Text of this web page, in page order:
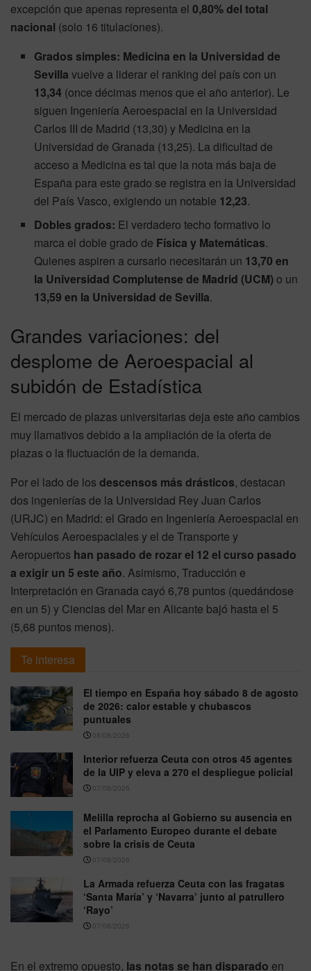
excepción que apenas representa el 0,80% del total
nacional (solo 16 titulaciones).
Grados simples: Medicina en la Universidad de
Sevilla vuelve a liderar el ranking del país con un
13,34 (once décimas menos que el año anterior). Le
siguen Ingeniería Aeroespacial en la Universidad
Carlos III de Madrid (13,30) y Medicina en la
Universidad de Granada (13,25). La dificultad de
acceso a Medicina es tal que la nota más baja de
España para este grado se registra en la Universidad
del País Vasco, exigiendo un notable 12,23.
Dobles grados: El verdadero techo formativo lo
marca el doble grado de Física y Matemáticas.
Quienes aspiren a cursarlo necesitarán un 13,70 en
la Universidad Complutense de Madrid (UCM)o un
13,59 en la Universidad de Sevilla.
Grandes variaciones: del
desplome de Aeroespacial al
subidón de Estadística
El mercado de plazas universitarias deja este año cambios
muy llamativos debido a la ampliación de la oferta de
plazas o la fluctuación de la demanda.
Por el lado de los descensos más drásticos, destacan
dos ingenierías de la Universidad Rey Juan Carlos
(URJC) en Madrid: el Grado en Ingeniería Aeroespacial en
Vehículos Aeroespaciales y el de Transporte y
Aeropuertos han pasado de rozar el 12 el curso pasado
a exigir un 5 este año. Asimismo, Traducción e
Interpretación en Granada cayó 6,78 puntos (quedándose
en un 5) y Ciencias del Mar en Alicante bajó hasta el 5
(5,68 puntos menos).
Te interesa
El tiempo en España hoy sábado 8 de agosto
de 2026: calor estable y chubascos
puntuales
08/08/2026
Interior refuerza Ceuta con otros 45 agentes
de la UIP y eleva a 270 el despliegue policial
07/08/2026
Melilla reprocha al Gobierno su ausencia en
el Parlamento Europeo durante el debate
sobre la crisis de Ceuta
07/08/2026
La Armada refuerza Ceuta con las fragatas
‘Santa María’ y ‘Navarra’ junto al patrullero
‘Rayo’
07/08/2026
En el extremo opuesto, las notas se han disparado en